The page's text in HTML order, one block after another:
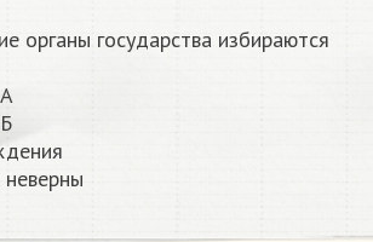
органы государства избираются